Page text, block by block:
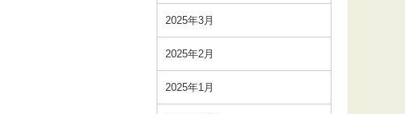
2025年3月
2025年2月
2025年1月